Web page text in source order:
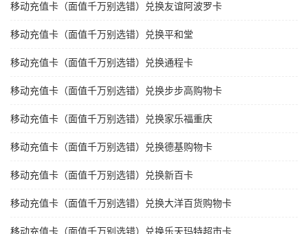
移动充值卡（面值千万别选错）兑换友谊阿波罗卡
移动充值卡（面值千万别选错）兑换平和堂
移动充值卡（面值千万别选错）兑换通程卡
移动充值卡（面值千万别选错）兑换步步高购物卡
移动充值卡（面值千万别选错）兑换家乐福重庆
移动充值卡（面值千万别选错）兑换德基购物卡
移动充值卡（面值千万别选错）兑换新百卡
移动充值卡（面值千万别选错）兑换大洋百货购物卡
移动充值卡（面值千万别选错）兑换乐天玛特超市卡